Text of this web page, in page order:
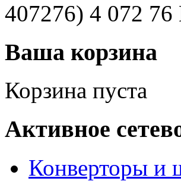
407276) 4 072 76
Ваша корзина
Корзина пуста
Активное
Конверторы и